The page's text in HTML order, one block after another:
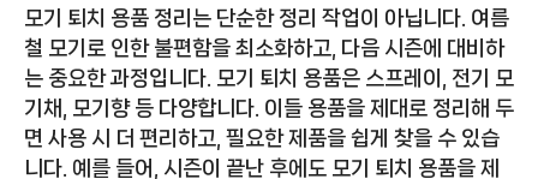
모기 퇴치 용품 정리는 단순한 정리 작업이 아닙니다. 여름
철 모기로 인한 불편함을 최소화하고, 다음 시즌에 대비하
는 중요한 과정입니다. 모기 퇴치 용품은 스프레이, 전기 모
기채, 모기향 등 다양합니다. 이들 용품을 제대로 정리해 두
면 사용 시 더 편리하고, 필요한 제품을 쉽게 찾을 수 있습
니다. 예를 들어, 시즌이 끝난 후에도 모기 퇴치 용품을 제